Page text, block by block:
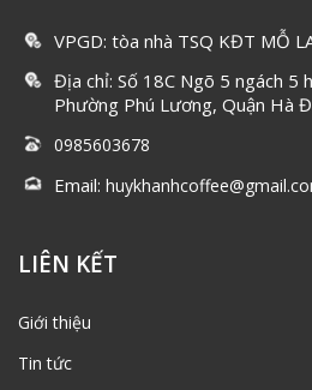
VPGD: tòa nhà TSQ KĐT MỖ
Địa chỉ: Số 18C Ngõ 5 ngách 5
Phường Phú Lương, Quận Hà
0985603678
Email:
LIÊN KẾT
Giới thiệu
Tin tức